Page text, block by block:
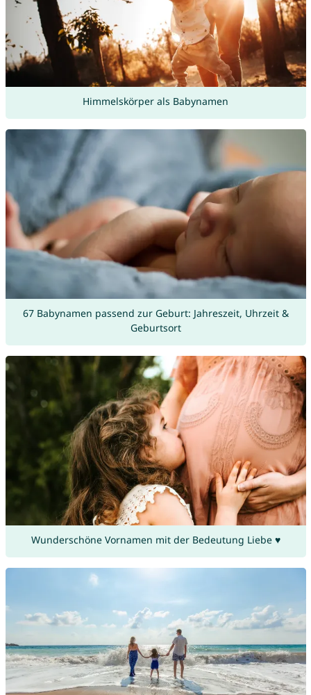
Himmelskörper als Babynamen
67 Babynamen passend zur Geburt: Jahreszeit, Uhrzeit &
Geburtsort
Wunderschöne Vornamen mit der Bedeutung Liebe ♥